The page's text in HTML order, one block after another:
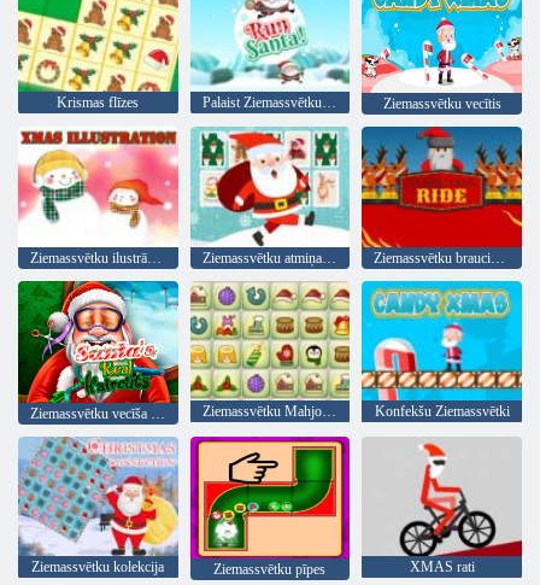
Krismas flīzes Palaist Ziemassvētku vecīti Ziemassvētku vecītis
Ziemassvētku ilustrācija Ziemassvētku atmiņas kartes Ziemassvētku brauciens
Ziemassvētku Mahjong Connect pāri Konfekšu Ziemassvētki
Ziemassvētku kolekcija Ziemassvētku pīpes XMAS rati